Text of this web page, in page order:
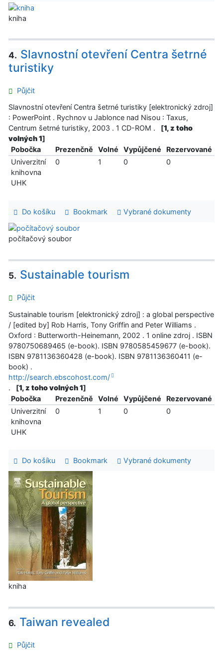
kniha
4. Slavnostní otevření Centra šetrné
turistiky
Půjčit
Slavnostní otevření Centra šetrné turistiky [elektronický zdroj]
: PowerPoint . Rychnov u Jablonce nad Nisou : Taxus,
Centrum šetrné turistiky, 2003 . 1 CD-ROM .
[1, z toho
volných 1]
Pobočka
Prezenčně Volné Vypůjčené
Rezervované
Univerzitní
knihovna
UHK
0 1 0 0
Do košíku Bookmark Vybrané dokumenty
počítačový soubor
5. Sustainable tourism
Půjčit
Sustainable tourism [elektronický zdroj] : a global perspective
/ [edited by] Rob Harris, Tony Griffin and Peter Williams .
Oxford : Butterworth-Heinemann, 2002 . 1 online zdroj . ISBN
9780750689465 (e-book). ISBN 9780585459677 (e-book).
ISBN 9781136360428 (e-book). ISBN 9781136360411 (e-
book) .
http://search.ebscohost.com/
.
[1, z toho volných 1]
Pobočka
Prezenčně Volné Vypůjčené
Rezervované
Univerzitní
knihovna
UHK
0 1 0 0
Do košíku Bookmark Vybrané dokumenty
kniha
6. Taiwan revealed
Půjčit